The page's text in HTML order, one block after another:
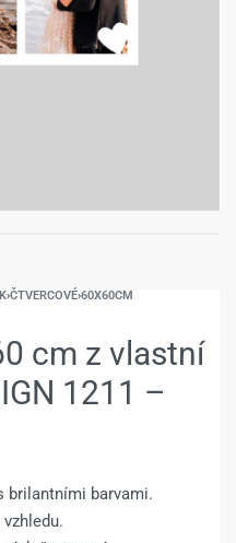
›ČTVERCOVÉ›60X60CM
cm z vlastní
1211 –
brilantními barvami.